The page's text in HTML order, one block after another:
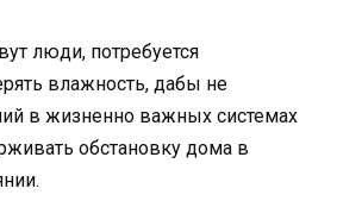
люди, потребуется
влажность, дабы не
в жизненно важных системах
обстановку дома в